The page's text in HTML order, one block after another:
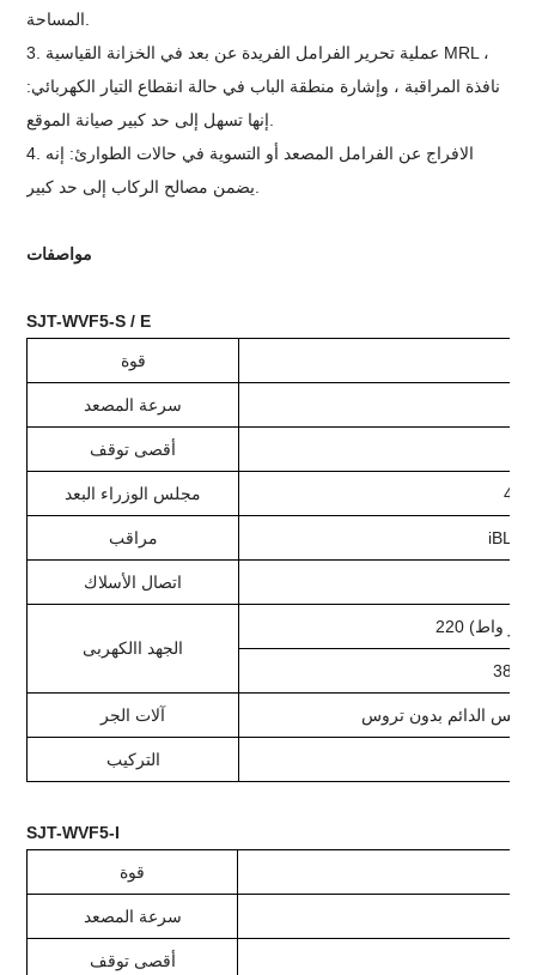
3. عملية تحرير الفرامل الفريدة عن بعد في الخزانة القياسية MRL ،
نافذة المراقبة ، وإشارة منطقة الباب في حالة انقطاع التيار الكهربائي:
4. الافراج عن الفرامل المصعد أو التسوية في حالات الطوارئ: إنه
مواصفات
SJT-WVF5-S / E
قوة
سرعة المصعد
أقصى توقف
مجلس الوزراء البعد 400
مراقب
اتصال الأسلاك
الجهد االكهربى
آلات الجر الدائم بدون تروس
التركيب
SJT-WVF5-I
قوة
سرعة المصعد
أقصى توقف